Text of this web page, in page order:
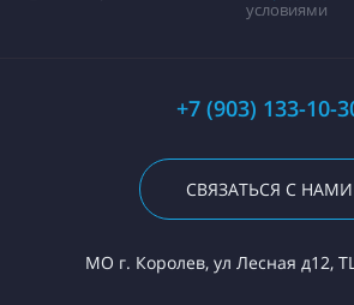
условиями
+7 (903) 133-10-
СВЯЗАТЬСЯ С НАМИ
МО г. Королев, ул Лесная д12,